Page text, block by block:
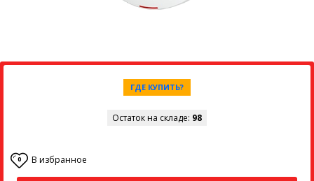
ГДЕ КУПИТЬ?
Остаток на складе: 98
0 В избранное